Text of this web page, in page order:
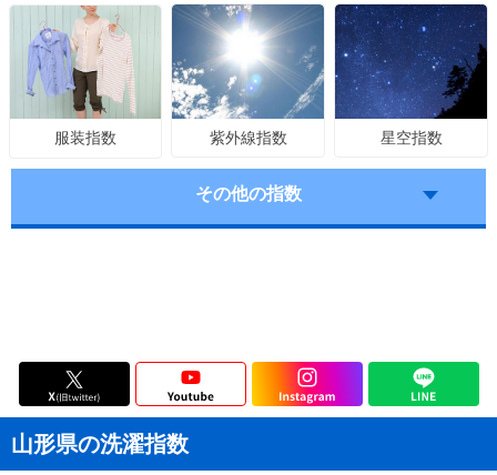
服装指数 紫外線指数 星空指数
その他の指数
山形県の洗濯指数